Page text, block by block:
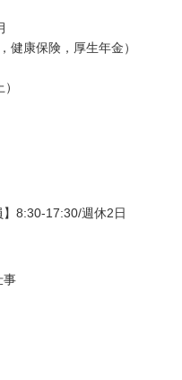
健康保険，厚生年金）
】8:30-17:30/週休2日
事